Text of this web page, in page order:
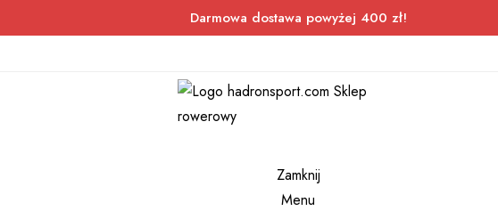
Darmowa dostawa powyżej 400 zł!
Zamknij
Menu